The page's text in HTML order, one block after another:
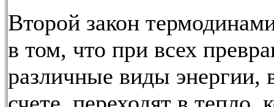
Второй закон
в том, что при всех
различные виды энергии,